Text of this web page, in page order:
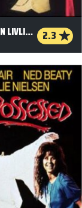
DRACULA - EN LIVLIG DØDBIDER 2.3